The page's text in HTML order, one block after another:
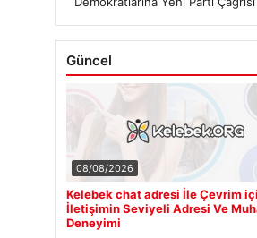
Güncel
08/08/2026
Kelebek chat adresi İle Çevrim içi
İletişimin Seviyeli Adresi Ve
Deneyimi